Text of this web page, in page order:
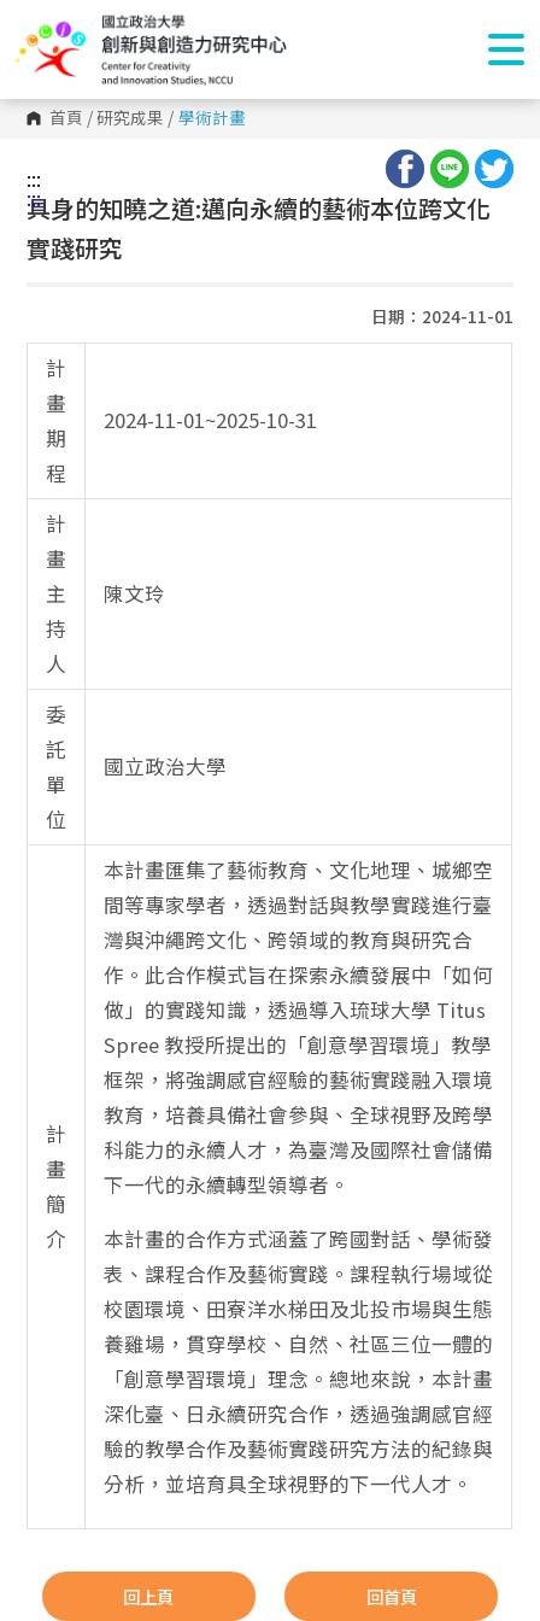
首頁 /研究成果 / 學術計畫
:::
:::
具身的知曉之道:邁向永續的藝術本位跨文化
實踐研究
日期：2024-11-01
計
畫
期
程
2024-11-01~2025-10-31
計
畫
主
持
人
陳文玲
委
託
單
位
國立政治大學
計
畫
簡
介
本計畫匯集了藝術教育、文化地理、城鄉空
間等專家學者，透過對話與教學實踐進行臺
灣與沖繩跨文化、跨領域的教育與研究合
作。此合作模式旨在探索永續發展中「如何
做」的實踐知識，透過導入琉球大學 Titus
Spree 教授所提出的「創意學習環境」教學
框架，將強調感官經驗的藝術實踐融入環境
教育，培養具備社會參與、全球視野及跨學
科能力的永續人才，為臺灣及國際社會儲備
下一代的永續轉型領導者。
本計畫的合作方式涵蓋了跨國對話、學術發
表、課程合作及藝術實踐。課程執行場域從
校園環境、田寮洋水梯田及北投市場與生態
養雞場，貫穿學校、自然、社區三位一體的
「創意學習環境」理念。總地來說，本計畫
深化臺、日永續研究合作，透過強調感官經
驗的教學合作及藝術實踐研究方法的紀錄與
分析，並培育具全球視野的下一代人才。
回上頁 回首頁